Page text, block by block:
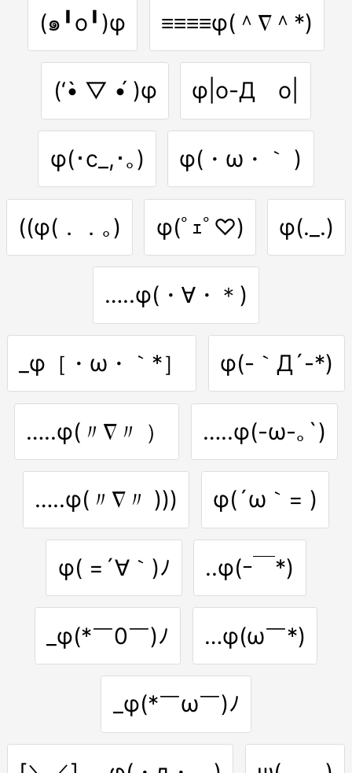
(๑╹o╹)φ ≡≡≡≡φ(＾∇＾*)
(‘•̀ ▽ •́ )φ φ|o-Дゞo|
φ(･c_,･｡) φ(・ω・｀ )
((φ(．．｡) φ(ﾟｪﾟ♡) φ(._.)
…..φ(・∀・＊)
_φ［・ω・｀*］ φ(-｀Д´-*)
…..φ(〃∇〃 ） …..φ(-ω-｡`)
…..φ(〃∇〃 ))) φ(´ω｀= )
φ( =´∀｀)ﾉ ..φ(ｰ￣*)
_φ(*￣0￣)ﾉ …φ(ω￣*)
_φ(*￣ω￣)ﾉ